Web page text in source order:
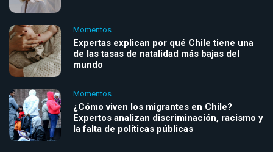
Momentos
Expertas explican por qué Chile tiene una
de las tasas de natalidad más bajas del
mundo
Momentos
¿Cómo viven los migrantes en Chile?
Expertos analizan discriminación, racismo y
la falta de políticas públicas